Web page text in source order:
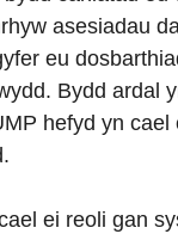
asesiadau
eu
Bydd ardal
hefyd yn cael
ei reoli gan